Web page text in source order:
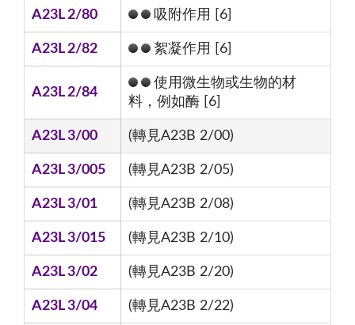
A23L 2/80 吸附作用 [6]
A23L 2/82 絮凝作用 [6]
A23L 2/84
使用微生物或生物的材
料，例如酶 [6]
A23L 3/00 (轉見A23B 2/00)
A23L 3/005 (轉見A23B 2/05)
A23L 3/01 (轉見A23B 2/08)
A23L 3/015 (轉見A23B 2/10)
A23L 3/02 (轉見A23B 2/20)
A23L 3/04 (轉見A23B 2/22)